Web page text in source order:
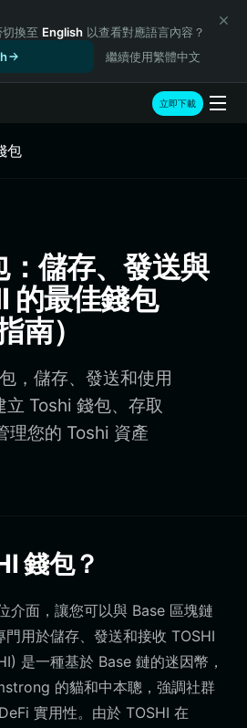
切換至 English 以查看對應語言內容？
繼續使用繁體中文
立即下載
包
：儲存、發送與
的最佳錢包
南）
，儲存、發送和使用
Toshi 錢包、存取
理您的 Toshi 資產
錢包？
介面，讓您可以與 Base 區塊鏈
用於儲存、發送和接收 TOSHI
是一種基於 Base 鏈的迷因幣，
的貓和中本聰，強調社群
實用性。由於 TOSHI 在